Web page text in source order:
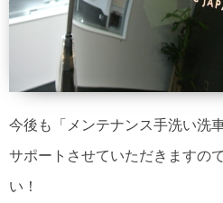
今後も「メンテナンス手洗い洗
サポートさせていただきますの
い！